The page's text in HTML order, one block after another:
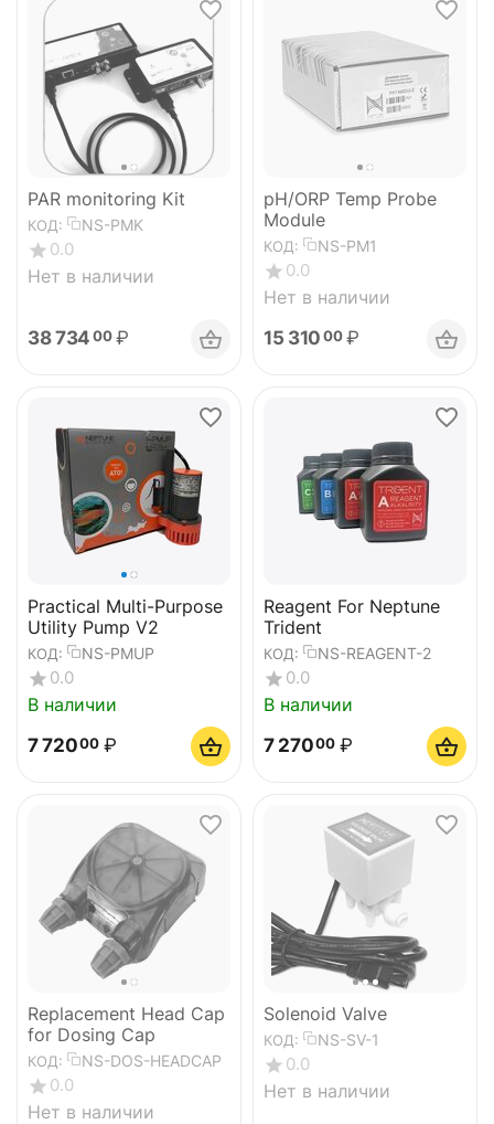
PAR monitoring Kit
КОД: NS-PMK
0.0
Нет в наличии
38 734 00 ₽
pH/ORP Temp Probe
Module
КОД: NS-PM1
0.0
Нет в наличии
15 310 00 ₽
Practical Multi-Purpose
Utility Pump V2
КОД: NS-PMUP
0.0
В наличии
7 72000 ₽
Reagent For Neptune
Trident
КОД: NS-REAGENT-2
0.0
В наличии
7 27000 ₽
Replacement Head Cap
for Dosing Cap
КОД: NS-DOS-HEADCAP
0.0
Нет в наличии
Solenoid Valve
КОД: NS-SV-1
0.0
Нет в наличии